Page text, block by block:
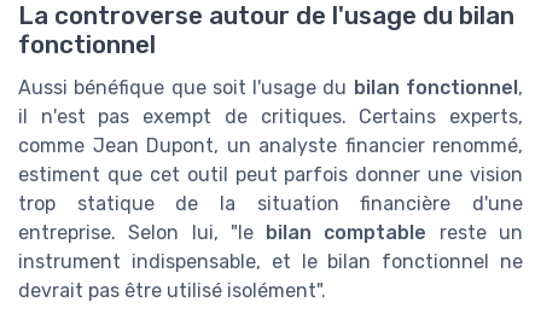
La controverse autour de l'usage du bilan
fonctionnel
Aussi bénéfique que soit l'usage du bilan fonctionnel ,
il n'est pas exempt de critiques. Certains experts,
comme Jean Dupont, un analyste financier renommé,
estiment que cet outil peut parfois donner une vision
trop statique de la situation financière d'une
entreprise. Selon lui, "le
bilan comptable reste un
instrument indispensable, et le bilan fonctionnel ne
devrait pas être utilisé isolément".